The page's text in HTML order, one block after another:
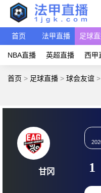
首页 法甲直播 足球
NBA直播 英超直播 西甲
首页 > 足球直播 > 球会友谊 >